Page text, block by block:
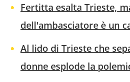
Fertitta esalta Trieste,
dell'ambasciatore è un
Al lido di Trieste che
donne esplode la